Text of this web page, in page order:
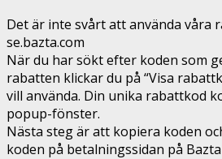
Det är inte svårt att använda våra
se.bazta.com
När du har sökt efter koden som
rabatten klickar du på “Visa
vill använda. Din unika rabattkod
popup-fönster.
Nästa steg är att kopiera koden
koden på betalningssidan på Bazta